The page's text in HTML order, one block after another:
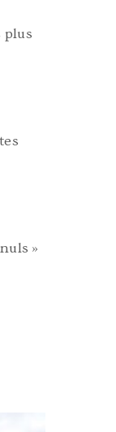
plus
»